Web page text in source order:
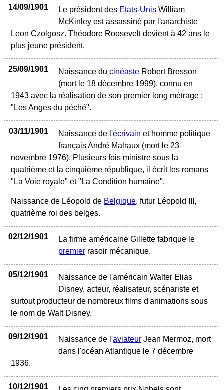
14/09/1901 Le président des Etats-Unis William
McKinley est assassiné par l'anarchiste
Leon Czolgosz. Théodore Roosevelt devient à 42 ans le
plus jeune président.
25/09/1901 Naissance du cinéaste Robert Bresson
(mort le 18 décembre 1999), connu en
1943 avec la réalisation de son premier long métrage :
"Les Anges du péché".
03/11/1901 Naissance de l'écrivain et homme politique
français André Malraux (mort le 23
novembre 1976). Plusieurs fois ministre sous la
quatrième et la cinquième république, il écrit les romans
"La Voie royale" et "La Condition humaine".
Naissance de Léopold de Belgique, futur Léopold III,
quatrième roi des belges.
02/12/1901
La firme américaine Gillette fabrique le
premier rasoir mécanique.
05/12/1901
Naissance de l'américain Walter Elias
Disney, acteur, réalisateur, scénariste et
surtout producteur de nombreux films d'animations sous
le nom de Walt Disney.
09/12/1901 Naissance de l'aviateur Jean Mermoz, mort
dans l'océan Atlantique le 7 décembre
1936.
10/12/1901